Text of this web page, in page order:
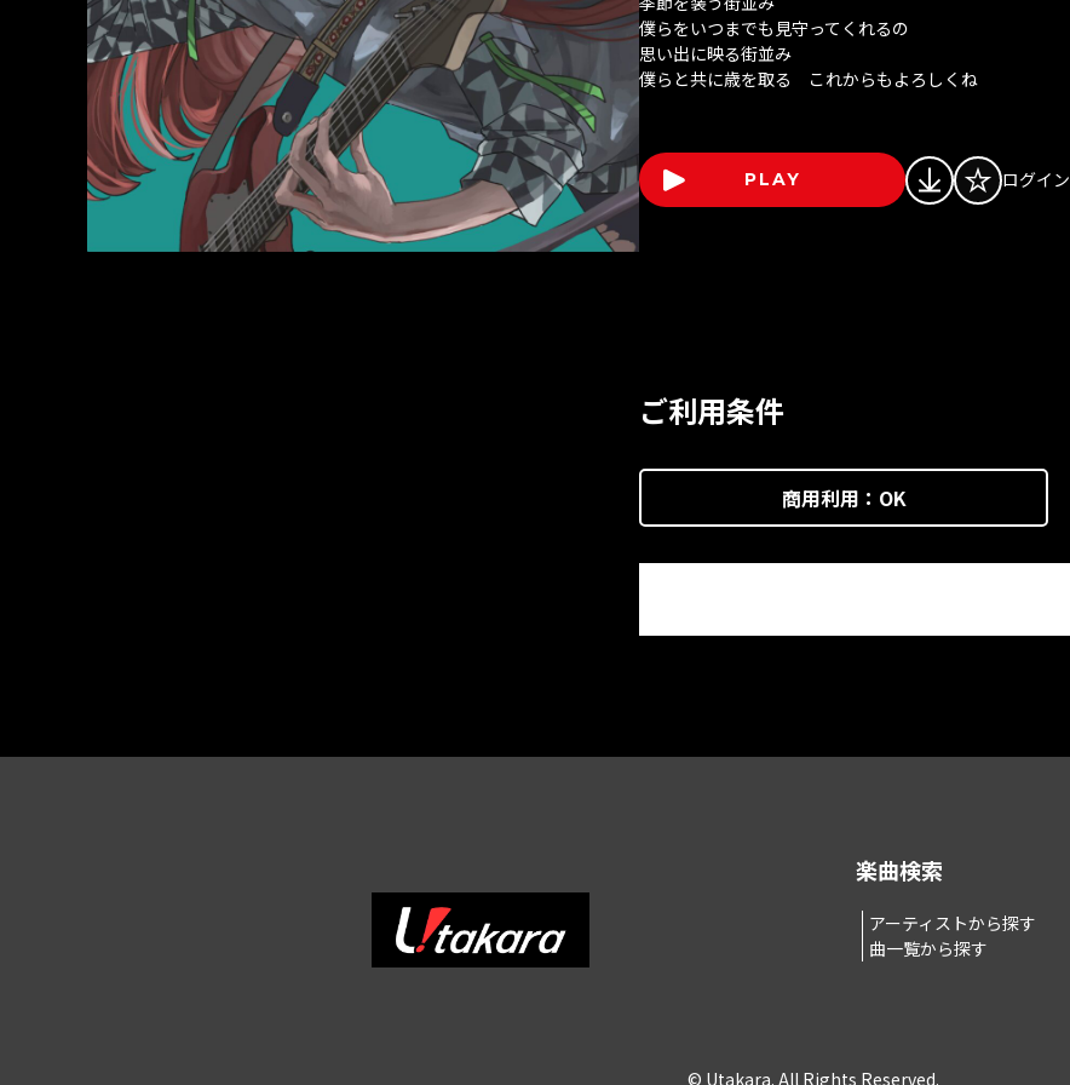
僕らをいつまでも見守ってくれるの
思い出に映る街並み
僕らと共に歳を取る これからもよろしくね
PLAY ログイン
ご利用条件
商用利用： OK
楽曲検索
アーティストから探す
曲一覧から探す
© Utakara. All Rights Reserved.